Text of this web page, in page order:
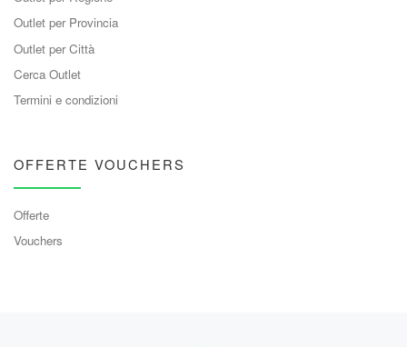
Outlet per Provincia
Outlet per Città
Cerca Outlet
Termini e condizioni
OFFERTE VOUCHERS
Offerte
Vouchers